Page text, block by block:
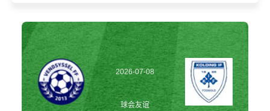
2026-07-08
20:00:00
球会友谊